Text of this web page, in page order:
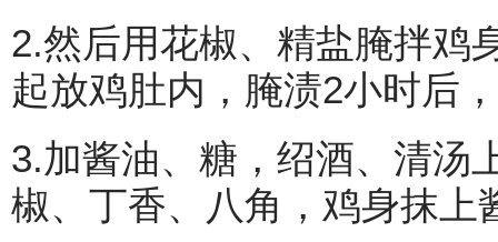
2.然后用花椒、精盐腌拌鸡
起放鸡肚内，腌渍2小时后
3.加酱油、糖，绍酒、清汤
椒、丁香、八角，鸡身抹上